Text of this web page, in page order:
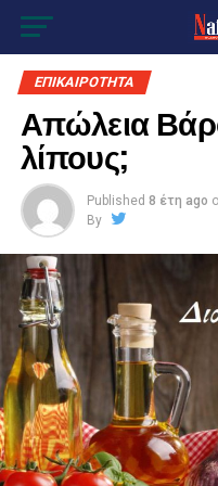
ΕΠΙΚΑΙΡΟΤΗΤΑ
Απώλεια
λίπους;
Published 8 έτη ago
By